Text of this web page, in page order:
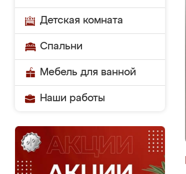
Детская комната
Спальни
Мебель для ванной
Наши работы